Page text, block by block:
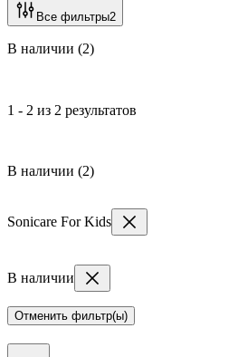
Все фильтры2
В наличии (2)
1 - 2 из 2 результатов
В наличии (2)
Sonicare For Kids
В наличии
Отменить фильтр(ы)